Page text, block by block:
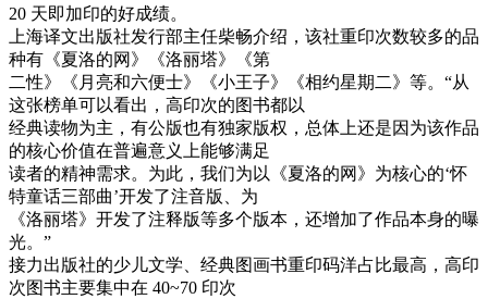
20 天即加印的好成绩。
上海译文出版社发行部主任柴畅介绍，该社重印次数较多的品
种有《夏洛的网》《洛丽塔》《第
二性》《月亮和六便士》《小王子》《相约星期二》等。“从
这张榜单可以看出，高印次的图书都以
经典读物为主，有公版也有独家版权，总体上还是因为该作品
的核心价值在普遍意义上能够满足
读者的精神需求。为此，我们为以《夏洛的网》为核心的‘怀
特童话三部曲’开发了注音版、为
《洛丽塔》开发了注释版等多个版本，还增加了作品本身的曝
光。”
接力出版社的少儿文学、经典图画书重印码洋占比最高，高印
次图书主要集中在 40~70 印次